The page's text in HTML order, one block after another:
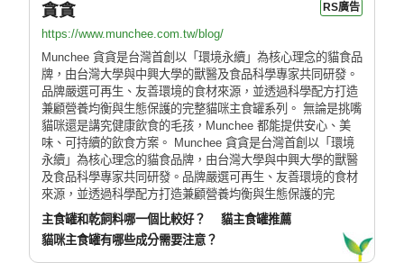
貪貪 RS廣告
https://www.munchee.com.tw/blog/
Munchee 貪貪是台灣首創以「環境永續」為核心理念的貓食品
牌，由台灣大學與中興大學的獸醫及食品科學專家共同研發。
品牌嚴選可再生、友善環境的食材來源，並透過科學配方打造
兼顧營養均衡與生態保護的完整貓咪主食罐系列。 無論是挑嘴
貓咪還是講究健康飲食的毛孩，Munchee 都能提供安心、美
味、可持續的飲食方案。 Munchee 貪貪是台灣首創以「環境
永續」為核心理念的貓食品牌，由台灣大學與中興大學的獸醫
及食品科學專家共同研發。品牌嚴選可再生、友善環境的食材
來源，並透過科學配方打造兼顧營養均衡與生態保護的完
主食罐和乾飼料哪一個比較好？
貓主食罐推薦
貓咪主食罐有哪些成分需要注意？